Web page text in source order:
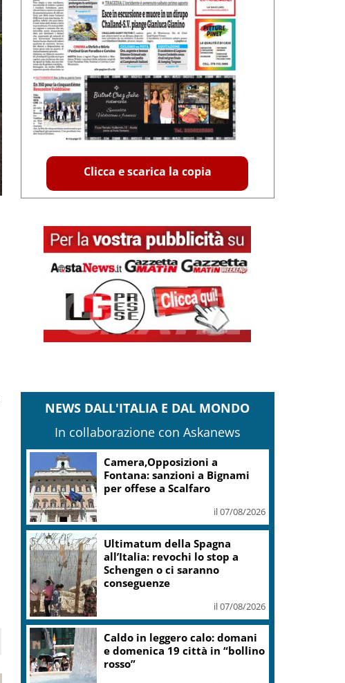
Clicca e scarica la copia
NEWS DALL'ITALIA E DAL MONDO
In collaborazione con Askanews
Arabia Saudita, Turchia e
Pakistan firmano l’accordo di
difesa “La Mecca”
il 07/08/2026
A Palermo l’incontro Podcast
in Circolo su “3P. Padre Pino
Puglisi”
il 07/08/2026
Onu: Kiev e Mosca cessino
attacchi contro civili